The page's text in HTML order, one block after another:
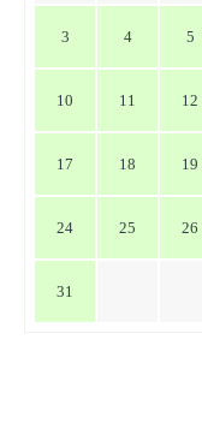
3 4 5
10 11 12
17 18 19
24 25 26
31